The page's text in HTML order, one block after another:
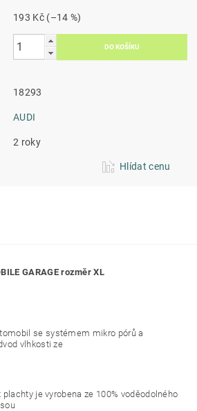
193 Kč (–14 %)
18293
AUDI
2 roky
Hlídat cenu
GARAGE rozměr XL
se systémem mikro pórů a
vlhkosti ze
je vyrobena ze 100% voděodolného